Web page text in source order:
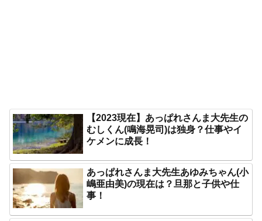
【2023現在】あっぱれさんま大先生の
むしくん(鳴海晃司)は独身？仕事やイ
ケメンに成長！
あっぱれさんま大先生あゆみちゃん(小
嶋亜由美)の現在は？旦那と子供や仕
事！